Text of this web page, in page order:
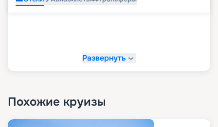
Развернуть
Похожие круизы